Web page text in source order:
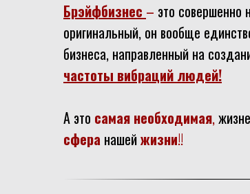
Брэйфбизнес – это
оригинальный, он вообще
бизнеса, направленный на
частоты вибраций людей!
А это самая необходимая,
сфера нашейжизни!!